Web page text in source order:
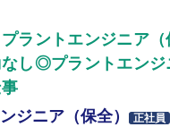
プラントエンジニア
し◎プラントエンジ
ジニア（保全）
正社員